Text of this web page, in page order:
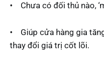
• Chưa có đối thủ nào,
• Giúp cửa hàng gia
thay đổi giá trị cốt lõi.